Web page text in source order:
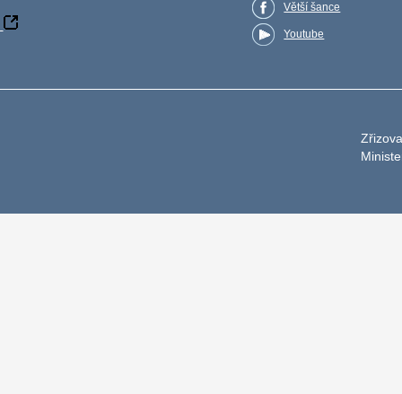
Větší šance
Youtube